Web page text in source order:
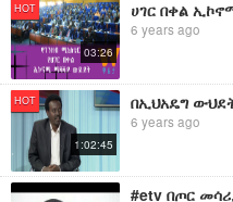
HOT
03:26
6 years ago
HOT
1:02:45
በኢህአዴግ
6 years ago